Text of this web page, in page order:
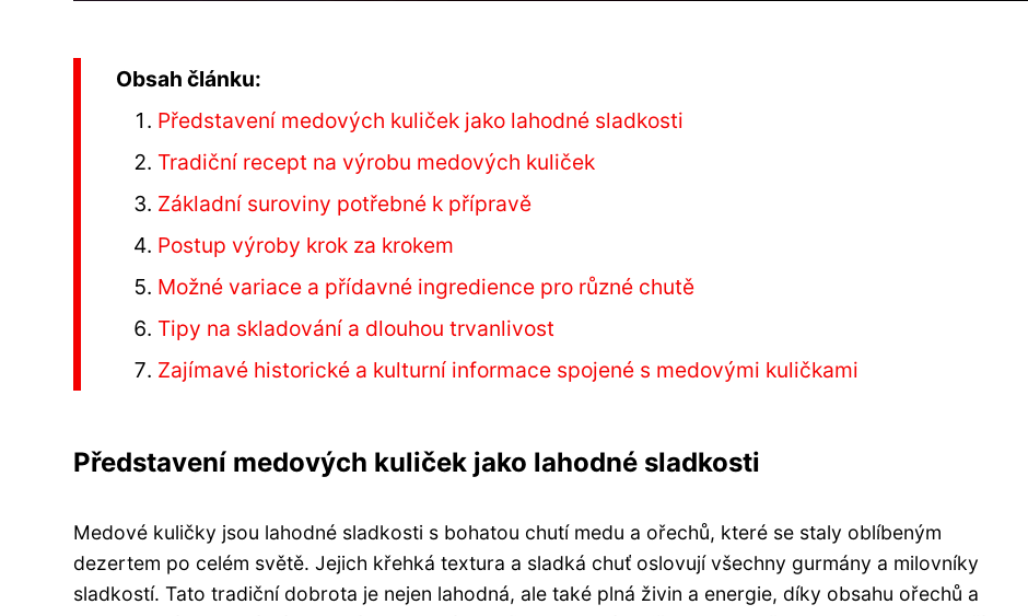
Obsah článku:
Představení medových kuliček jako lahodné sladkosti
Tradiční recept na výrobu medových kuliček
Základní suroviny potřebné k přípravě
Postup výroby krok za krokem
Možné variace a přídavné ingredience pro různé chutě
Tipy na skladování a dlouhou trvanlivost
Zajímavé historické a kulturní informace spojené s medovými kuličkami
Představení medových kuliček jako lahodné sladkosti
Medové kuličky jsou lahodné sladkosti s bohatou chutí medu a ořechů, které se staly oblíbeným
dezertem po celém světě. Jejich křehká textura a sladká chuť oslovují všechny gurmány a milovníky
sladkostí. Tato tradiční dobrota je nejen lahodná, ale také plná živin a energie, díky obsahu ořechů a